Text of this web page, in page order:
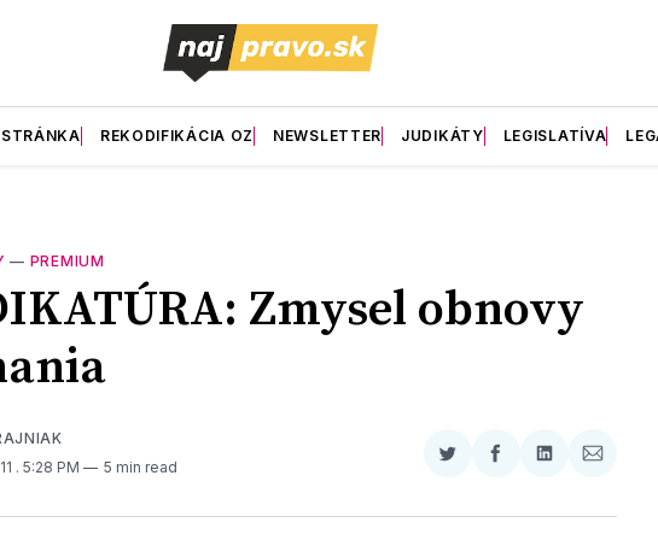
REKODIFIKÁCIA OZ NEWSLETTER JUDIKÁTY LEGISLATÍVA
— PREMIUM
Zmysel obnovy
. 5:28 PM 5 min read
Zdieľať
Twitter
Zdieľať
Facebooku
Zdieľať
LinkedIne
Zdieľať
E-